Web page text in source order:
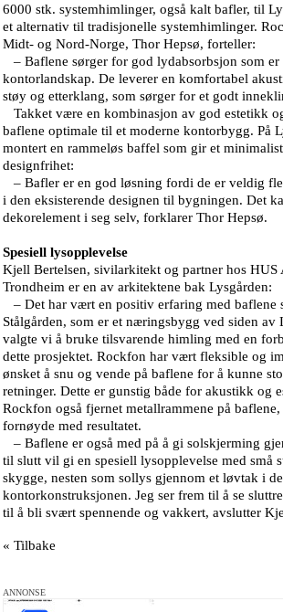
6000 stk. systemhimlinger, også kalt bafler, til
et alternativ til tradisjonelle systemhimlinger.
Midt- og Nord-Norge, Thor Hepsø, forteller:
– Baflene sørger for god lydabsorbsjon som
kontorlandskap. De leverer en komfortabel
støy og etterklang, som sørger for et godt
Takket være en kombinasjon av god estetikk
baflene optimale til et moderne kontorbygg. På
montert en rammeløs baffel som gir et
designfrihet:
– Bafler er en god løsning fordi de er veldig
i den eksisterende designen til bygningen. Det
dekorelement i seg selv, forklarer Thor Hepsø.
Spesiell lysopplevelse
Kjell Bertelsen, sivilarkitekt og partner hos HUS
Trondheim er en av arkitektene bak Lysgården:
– Det har vært en positiv erfaring med baflene
Stålgården, som er et næringsbygg ved siden av
valgte vi å bruke tilsvarende himling med en
dette prosjektet. Rockfon har vært fleksible og
ønsket å snu og vende på baflene for å kunne
retninger. Dette er gunstig både for akustikk og
Rockfon også fjernet metallrammene på
fornøyde med resultatet.
– Baflene er også med på å gi solskjerming
til slutt vil gi en spesiell lysopplevelse med små
skygge, nesten som sollys gjennom et løvtak i
kontorkonstruksjonen. Jeg ser frem til å se
til å bli svært spennende og vakkert, avslutter
« Tilbake
ANNONSE